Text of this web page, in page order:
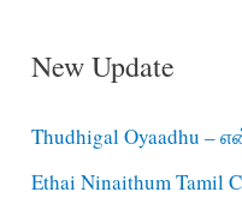
New Update
Thudhigal Oyaadhu –
Ethai Ninaithum Tamil